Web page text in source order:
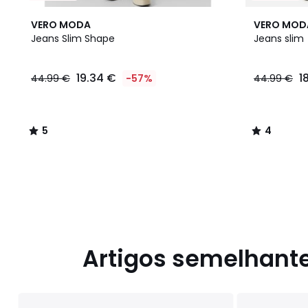
VERO MODA
Jeans Slim Shape
€
44.99
44.99 € 19.34 € -57%
5
/
5
/
VERO
Jeans slim
44.99 €
4
/
4
/
Artigos